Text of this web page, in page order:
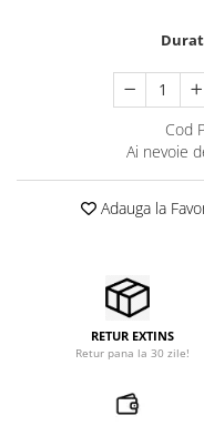
Accesorii echipamente
Controllere MIDI - USB
Controllere monitoare de
Microfoane de studio
Monitoare de studio
Protectii antifonice
Cod
Ai nevoie
Adauga la
RETUR EXTINS
Retur pana la 30 zile!